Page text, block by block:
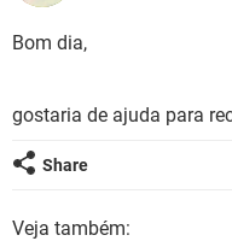
GUIA DE COMPRAS
INSTAGRAM
CELULAR
OUTLOOK
JOGOS
OUTLOOK
INSTAGRAM
Bom dia,
gostaria de ajuda para
Share
Veja também: